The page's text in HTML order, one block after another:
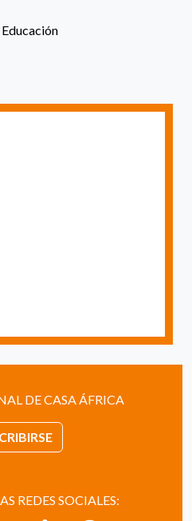
Educación
DE CASA ÁFRICA
REDES SOCIALES: